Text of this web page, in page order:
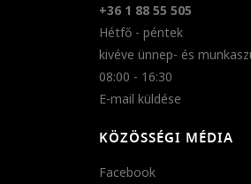
+36 1 88 55 505
Hétfő - péntek
kivéve ünnep- és
08:00 - 16:30
E-mail küldése
KÖZÖSSÉGI MÉDIA
Facebook